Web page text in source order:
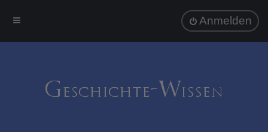
Anmelden